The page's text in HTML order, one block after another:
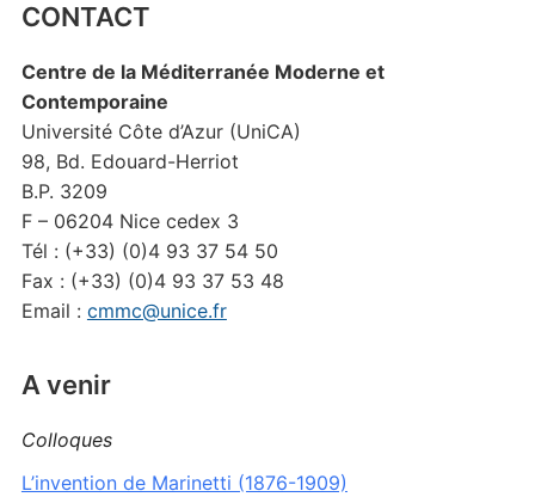
CONTACT
Centre de la Méditerranée Moderne et
Contemporaine
Université Côte d’Azur (UniCA)
98, Bd. Edouard-Herriot
B.P. 3209
F – 06204 Nice cedex 3
Tél : (+33) (0)4 93 37 54 50
Fax : (+33) (0)4 93 37 53 48
Email : cmmc@unice.fr
A venir
Colloques
L’invention de Marinetti (1876-1909)